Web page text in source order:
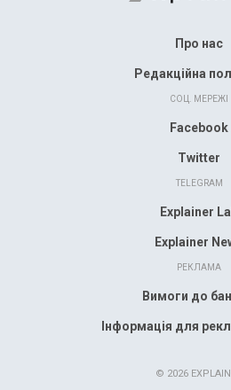
Про нас
Редакційна
СОЦ. МЕРЕЖІ
Facebook
Twitter
TELEGRAM
Explainer
Explainer
РЕКЛАМА
Вимоги до
Інформація для
© 2026